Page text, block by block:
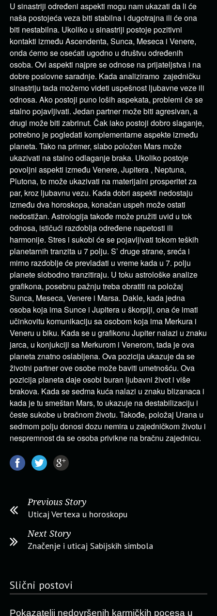
U sinastriji određeni aspekti mogu nam ukazati da li će
naša postojeća veza biti stabilna i dugotrajna ili će ona
biti nestabilna. Ukoliko u sinastriji postoje pozitivni
kontakti između Ascendenta, Sunca, Meseca i Venere,
onda ćemo se osećati ugodno u društvu određenih
osoba. Ovi aspekti najpre se odnose na prijateljstva i na
dobre poslovne saradnje. Kada analiziramo zajedničku
sinastriju tada možemo videti uspešnost ljubavne veze ili
odnosa. Ako postoji puno loših aspekata, problemi će se
stalno pojavljivati. Jedan partner može biti agresivan, a
drugi može biti zabrinut. Čak iako postoji dobro slaganje,
potrebno je pogledati komplementarne aspekte između
planeta. Tako na primer, slabo položen Mars može
ukazivati na stalno odlaganje braka. Ukoliko postoje
povoljni aspekti između Venere, Jupitera , Neptuna,
Plutona, to može ukazivati na materijalni prosperitet za
par, kroz ljubavnu vezu. Kada dobri aspekti nedostaju
između dva horoskopa, konačan uspeh može ostati
nedostižan. Astrologija takođe može pružiti uvid u tok
odnosa, ističući razdoblja određene napetosti ili
harmonije. Stres i sukobi će se pojavljivati tokom teških
planetarnih tranzita u 7 polju. S’ druge strane, sreća i
mirno razdoblje će prevladati u vreme kada u 7. polju
planete slobodno tranzitiraju. U toku astrološke analize
grafikona, posebnu pažnju treba obratiti na položaj
Sunca, Meseca, Venere i Marsa. Dakle, kada jedna
osoba koja ima Sunce i Jupitera u škorpiji, ona će imati
učinkovitu komunikaciju sa osobom koja ima Merkura i
Veneru u biku. Kada se u grafikonu Jupiter nalazi u znaku
jarca, u konjukciji sa Merkurom i Venerom, tada je ova
planeta znatno oslabljena. Ova pozicija ukazuje da se
životni partner ove osobe može baviti umetnošću. Ova
pozicija planeta daje osobi buran ljubavni život i više
brakova. Kada se sedma kuća nalazi u znaku blizanaca i
kada je tu smeštan Mars, to ukazuje na destabilizaciju i
česte sukobe u bračnom životu. Takođe, položaj Urana u
sedmom polju donosi dozu nemira u zajedničkom životu i
nespremnost da se osoba privikne na bračnu zajednicu.
Previous Story
Uticaj Vertexa u horoskopu
Next Story
Značenje i uticaj Sabijskih simbola
Slični postovi
Pokazatelji nedovršenih karmičkih pocesa u